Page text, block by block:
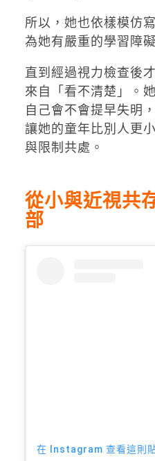
所以，她也依樣模仿
為她有嚴重的學習障
直到經過視力檢查後
來自「看不清楚」。
自己會不會提早失明
讓她的童年比別人更
與限制共處。
從小與近視共
部
在 Instagram 查看這則